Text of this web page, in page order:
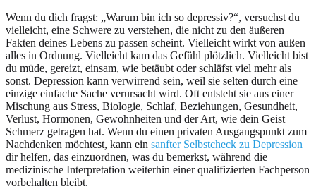
Wenn du dich fragst: „Warum bin ich so depressiv?“, versuchst du
vielleicht, eine Schwere zu verstehen, die nicht zu den äußeren
Fakten deines Lebens zu passen scheint. Vielleicht wirkt von außen
alles in Ordnung. Vielleicht kam das Gefühl plötzlich. Vielleicht bist
du müde, gereizt, einsam, wie betäubt oder schläfst viel mehr als
sonst. Depression kann verwirrend sein, weil sie selten durch eine
einzige einfache Sache verursacht wird. Oft entsteht sie aus einer
Mischung aus Stress, Biologie, Schlaf, Beziehungen, Gesundheit,
Verlust, Hormonen, Gewohnheiten und der Art, wie dein Geist
Schmerz getragen hat. Wenn du einen privaten Ausgangspunkt zum
Nachdenken möchtest, kann ein sanfter Selbstcheck zu Depression
dir helfen, das einzuordnen, was du bemerkst, während die
medizinische Interpretation weiterhin einer qualifizierten Fachperson
vorbehalten bleibt.